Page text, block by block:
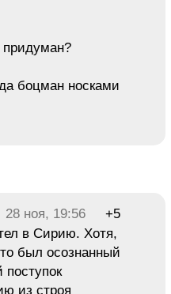
придуман?
боцман носками
28 ноя, 19:56
+5
в Сирию. Хотя,
был осознанный
поступок
из строя